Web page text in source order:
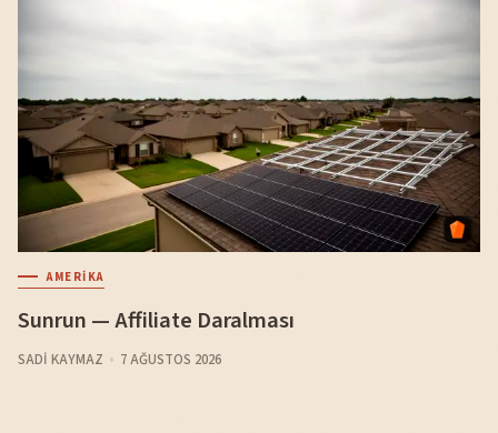
AMERIKA
Sunrun — Affiliate Daralması
SADI KAYMAZ 7 AĞUSTOS 2026